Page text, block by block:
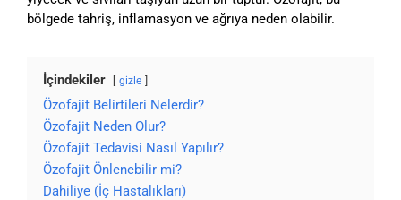
bölgede tahriş, inflamasyon ve ağrıya neden olabilir.
İçindekiler gizle
Özofajit Belirtileri Nelerdir?
Özofajit Neden Olur?
Özofajit Tedavisi Nasıl Yapılır?
Özofajit Önlenebilir mi?
Dahiliye (İç Hastalıkları)